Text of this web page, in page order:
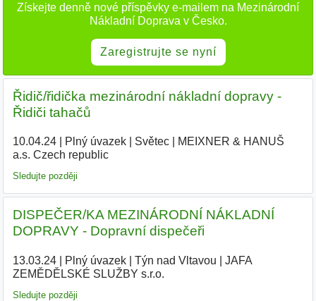
Získejte denně nové příspěvky e-mailem na Mezinárodní
Nákladní Doprava v Česko.
Zaregistrujte se nyní
Řidič/řidička mezinárodní nákladní dopravy -
Řidiči tahačů
10.04.24| Plný úvazek| Světec|
MEIXNER & HANUŠ
a.s. Czech republic|
Sledujte později
DISPEČER/KA MEZINÁRODNÍ NÁKLADNÍ
DOPRAVY - Dopravní dispečeři
13.03.24| Plný úvazek| Týn nad Vltavou
JAFA
ZEMĚDĚLSKÉ SLUŽBY s.r.o.
Sledujte později